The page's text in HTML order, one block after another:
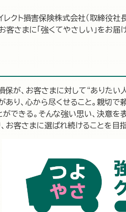
クト損害保険株式会社（取締役社
さまに「強くてやさしい」をお届
保が、お客さまに対して“ありた
り、心から尽くせること。親切で
できる。そんな強い思い、決意を
お客さまに選ばれ続けることを目